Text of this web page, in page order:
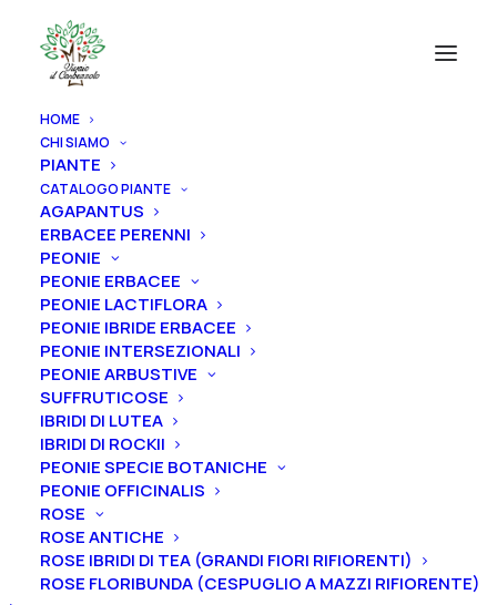
HOME
CHI SIAMO
PIANTE
CATALOGO PIANTE
AGAPANTUS
ERBACEE PERENNI
PEONIE
PEONIE ERBACEE
PEONIE LACTIFLORA
PEONIE IBRIDE ERBACEE
PEONIE INTERSEZIONALI
PEONIE ARBUSTIVE
SUFFRUTICOSE
IBRIDI DI LUTEA
IBRIDI DI ROCKII
PEONIE SPECIE BOTANICHE
PEONIE OFFICINALIS
ROSE
ROSE ANTICHE
ROSE IBRIDI DI TEA (GRANDI FIORI RIFIORENTI)
ROSE FLORIBUNDA (CESPUGLIO A MAZZI RIFIORENTE)
Home Alberi Alberi da Frutto
Susini-Prugni
Susino “Ramassin”